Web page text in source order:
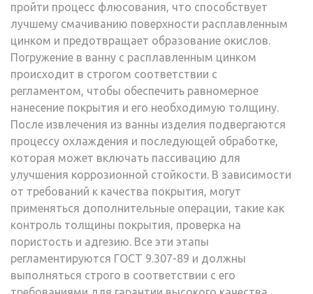
пройти процесс флюсования, что способствует
лучшему смачиванию поверхности расплавленным
цинком и предотвращает образование окислов.
Погружение в ванну с расплавленным цинком
происходит в строгом соответствии с
регламентом, чтобы обеспечить равномерное
нанесение покрытия и его необходимую толщину.
После извлечения из ванны изделия подвергаются
процессу охлаждения и последующей обработке,
которая может включать пассивацию для
улучшения коррозионной стойкости. В зависимости
от требований к качества покрытия, могут
применяться дополнительные операции, такие как
контроль толщины покрытия, проверка на
пористость и адгезию. Все эти этапы
регламентируются ГОСТ 9.307-89 и должны
выполняться строго в соответствии с его